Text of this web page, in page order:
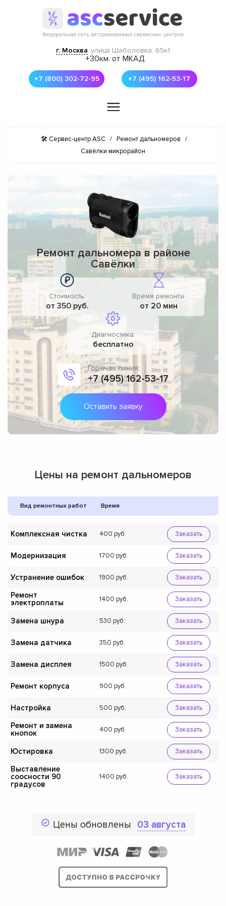
г. Москва улица Шаболовка, 65к1
+30км. от МКАД
+7 (800) 302-72-95 +7 (495) 162-53-17
🛠 Сервис-центр ASC / Ремонт дальномеров
/
Савёлки микрорайон
Ремонт дальномера в районе
Савёлки
Стоимость:
от 350 руб.
Время ремонта:
от 20 мин
Диагностика:
бесплатно
Горячая линия:
+7 (495) 162-53-17
Оставить заявку
Цены на ремонт дальномеров
Вид ремонтных работ Время
Комплексная чистка 400 Заказать
Модернизация 1700 Заказать
Устранение ошибок 1900 Заказать
Ремонт
электроплаты
1400 Заказать
Замена шнура 530 Заказать
Замена датчика 350 Заказать
Замена дисплея 1500 Заказать
Ремонт корпуса 900 Заказать
Настройка 500 Заказать
Ремонт и замена
кнопок
400 Заказать
Юстировка 1300 Заказать
Выставление
соосности 90
градусов
1400 Заказать
Цены обновлены 03 августа